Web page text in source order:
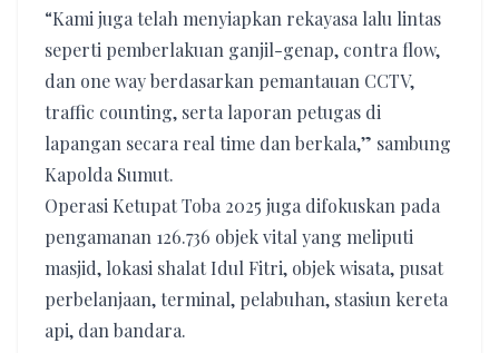
“Kami juga telah menyiapkan rekayasa lalu lintas
seperti pemberlakuan ganjil-genap, contra flow,
dan one way berdasarkan pemantauan CCTV,
traffic counting, serta laporan petugas di
lapangan secara real time dan berkala,” sambung
Kapolda Sumut.
Operasi Ketupat Toba 2025 juga difokuskan pada
pengamanan 126.736 objek vital yang meliputi
masjid, lokasi shalat Idul Fitri, objek wisata, pusat
perbelanjaan, terminal, pelabuhan, stasiun kereta
api, dan bandara.